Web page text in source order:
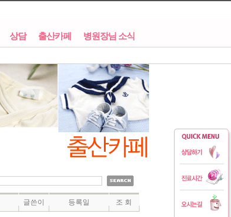
상담 출산카페 병원장님 소식
글쓴이 등록일 조 회